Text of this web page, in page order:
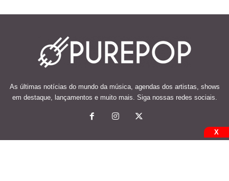
As últimas notícias do mundo da música, agendas dos artistas, shows
em destaque, lançamentos e muito mais. Siga nossas redes sociais.
X